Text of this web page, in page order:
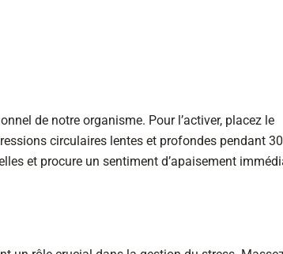
de notre organisme. Pour l’activer, placez le
circulaires lentes et profondes pendant 30
et procure un sentiment d’apaisement